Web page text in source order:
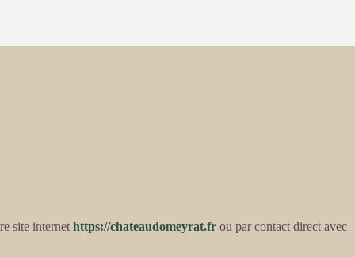
site internet https://chateaudomeyrat.fr ou par contact direct avec